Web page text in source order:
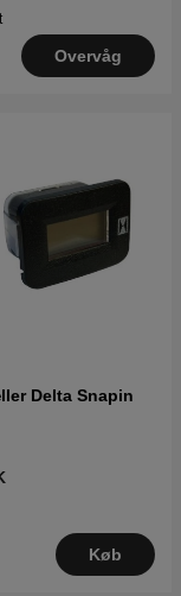
Overvåg
Delta Snapin
Køb